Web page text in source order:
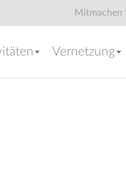
Mitmachen
Vernetzung